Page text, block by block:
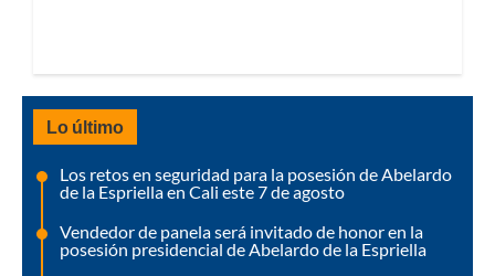
Lo último
Los retos en seguridad para la posesión de Abelardo
de la Espriella en Cali este 7 de agosto
Vendedor de panela será invitado de honor en la
posesión presidencial de Abelardo de la Espriella